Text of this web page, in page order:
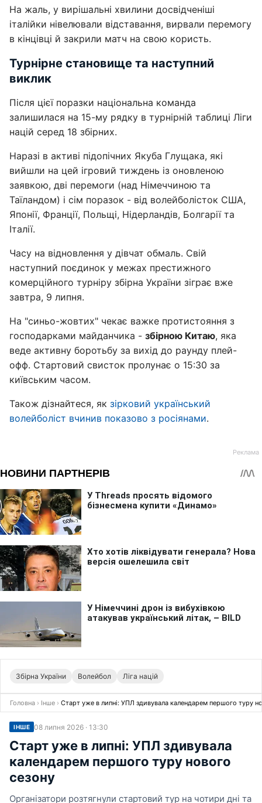
На жаль, у вирішальні хвилини досвідченіші
італійки нівелювали відставання, вирвали перемогу
в кінцівці й закрили матч на свою користь.
Турнірне становище та наступний
виклик
Після цієї поразки національна команда
залишилася на 15-му рядку в турнірній таблиці Ліги
націй серед 18 збірних.
Наразі в активі підопічних Якуба Глущака, які
вийшли на цей ігровий тиждень із оновленою
заявкою, дві перемоги (над Німеччиною та
Таїландом) і сім поразок - від волейболісток США,
Японії, Франції, Польщі, Нідерландів, Болгарії та
Італії.
Часу на відновлення у дівчат обмаль. Свій
наступний поєдинок у межах престижного
комерційного турніру збірна України зіграє вже
завтра, 9 липня.
На "синьо-жовтих" чекає важке протистояння з
господарками майданчика - збірною Китаю, яка
веде активну боротьбу за вихід до раунду плей-
офф. Стартовий свисток пролунає о 15:30 за
київським часом.
Також дізнайтеся, як зірковий український
волейболіст вчинив показово з росіянами.
Збірна України Волейбол Ліга націй
Головна › Інше › Старт уже в липні: УПЛ здивувала календарем першого туру
ІНШЕ 08 липня 2026 · 13:30
Старт уже в липні: УПЛ здивувала
календарем першого туру нового
сезону
Організатори розтягнули стартовий тур на чотири дні та